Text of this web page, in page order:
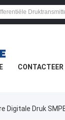
CONTACTEER
Digitale Druk